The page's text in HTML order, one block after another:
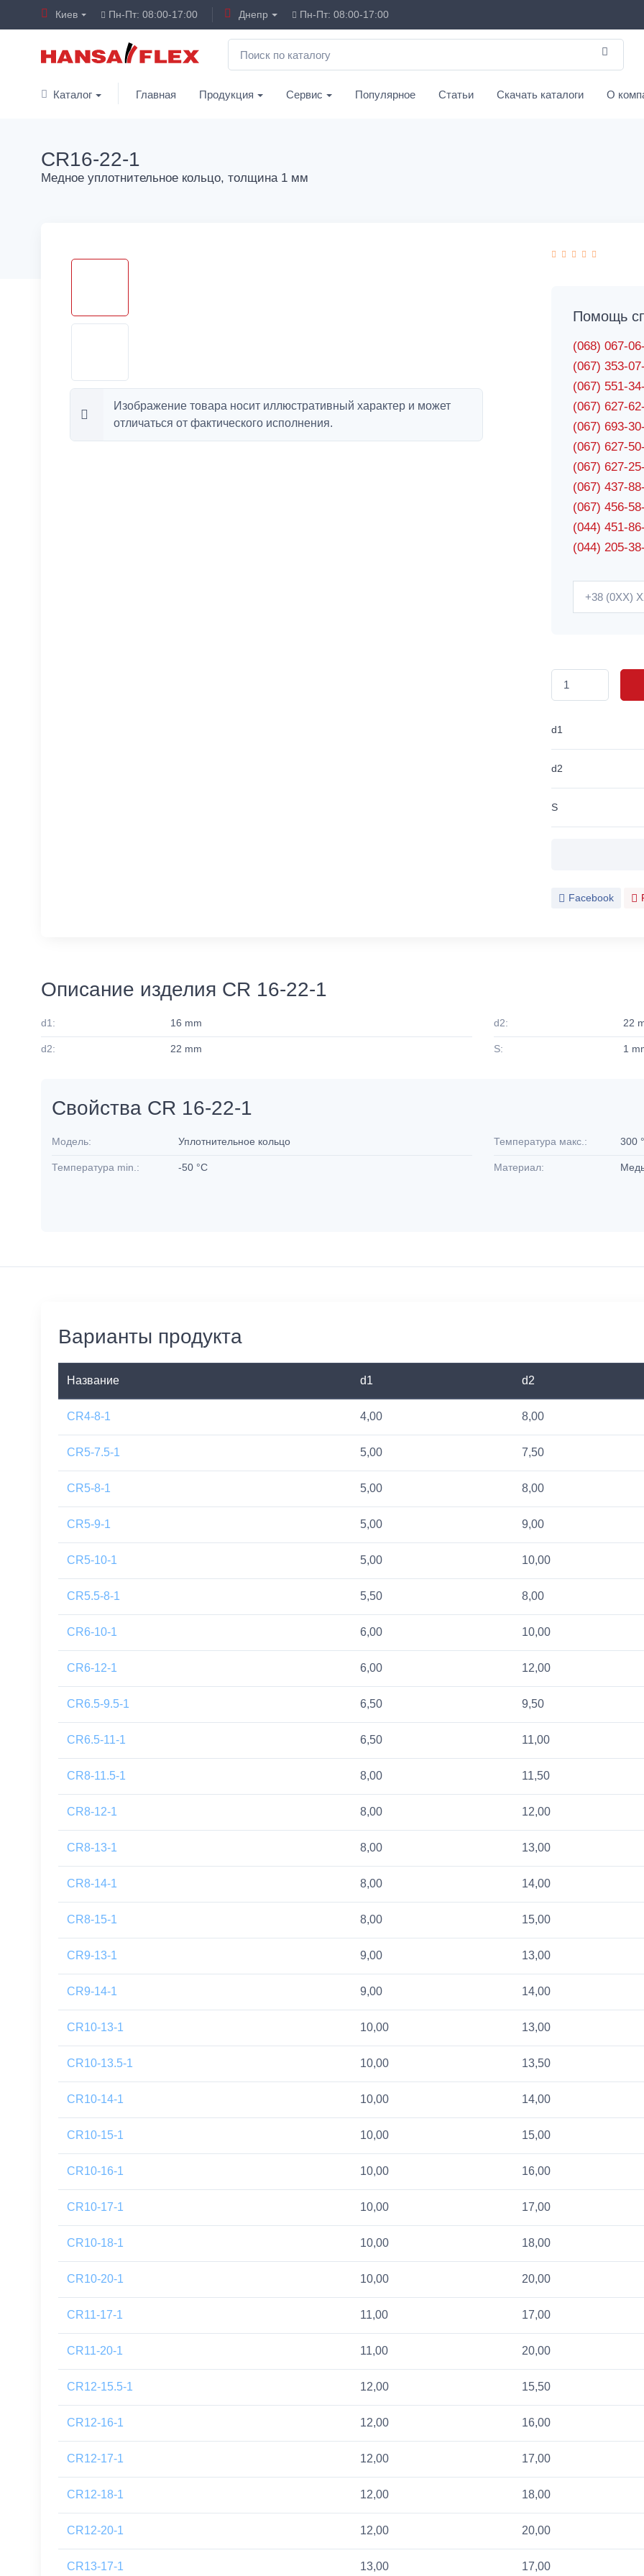
Киев Пн-Пт: 08:00-17:00 Днепр Пн-Пт: 08:00-17:00
Каталог Главная Продукция Сервис Популярное Статьи Скачать каталоги О
CR16-22-1
Медное уплотнительное кольцо, толщина 1 мм
Изображение товара носит иллюстративный характер и может
отличаться от фактического исполнения.
Помощь
(068) 067-
(067) 353-
(067) 551-
(067) 627-
(067) 693-
(067) 627-
(067) 627-
(067) 437-
(067) 456-
(044) 451-
(044) 205-
d1
d2
S
Facebook
Описание изделия CR 16-22-1
d1: 16 mm
d2: 22 mm
d2: 22
S: 1
Свойства CR 16-22-1
Модель: Уплотнительное кольцо
Температура min.: -50 °C
Температура макс.: 300
Материал:
Варианты продукта
Название d1 d2
CR4-8-1 4,00 8,00
CR5-7.5-1 5,00 7,50
CR5-8-1 5,00 8,00
CR5-9-1 5,00 9,00
CR5-10-1 5,00 10,00
CR5.5-8-1 5,50 8,00
CR6-10-1 6,00 10,00
CR6-12-1 6,00 12,00
CR6.5-9.5-1 6,50 9,50
CR6.5-11-1 6,50 11,00
CR8-11.5-1 8,00 11,50
CR8-12-1 8,00 12,00
CR8-13-1 8,00 13,00
CR8-14-1 8,00 14,00
CR8-15-1 8,00 15,00
CR9-13-1 9,00 13,00
CR9-14-1 9,00 14,00
CR10-13-1 10,00 13,00
CR10-13.5-1 10,00 13,50
CR10-14-1 10,00 14,00
CR10-15-1 10,00 15,00
CR10-16-1 10,00 16,00
CR10-17-1 10,00 17,00
CR10-18-1 10,00 18,00
CR10-20-1 10,00 20,00
CR11-17-1 11,00 17,00
CR11-20-1 11,00 20,00
CR12-15.5-1 12,00 15,50
CR12-16-1 12,00 16,00
CR12-17-1 12,00 17,00
CR12-18-1 12,00 18,00
CR12-20-1 12,00 20,00
CR13-17-1 13,00 17,00